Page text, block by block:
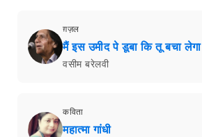
ग़ज़ल
मैं इस उमीद पे डूबा कि तू बचा लेगा
वसीम बरेलवी
कविता
महात्मा गांधी